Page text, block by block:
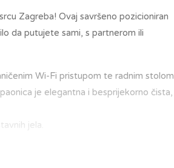
Zagreba! Ovaj savršeno pozicioniran
da putujete sami, s partnerom ili
Wi-Fi pristupom te radnim stolom
je elegantna i besprijekorno čista,
jela.